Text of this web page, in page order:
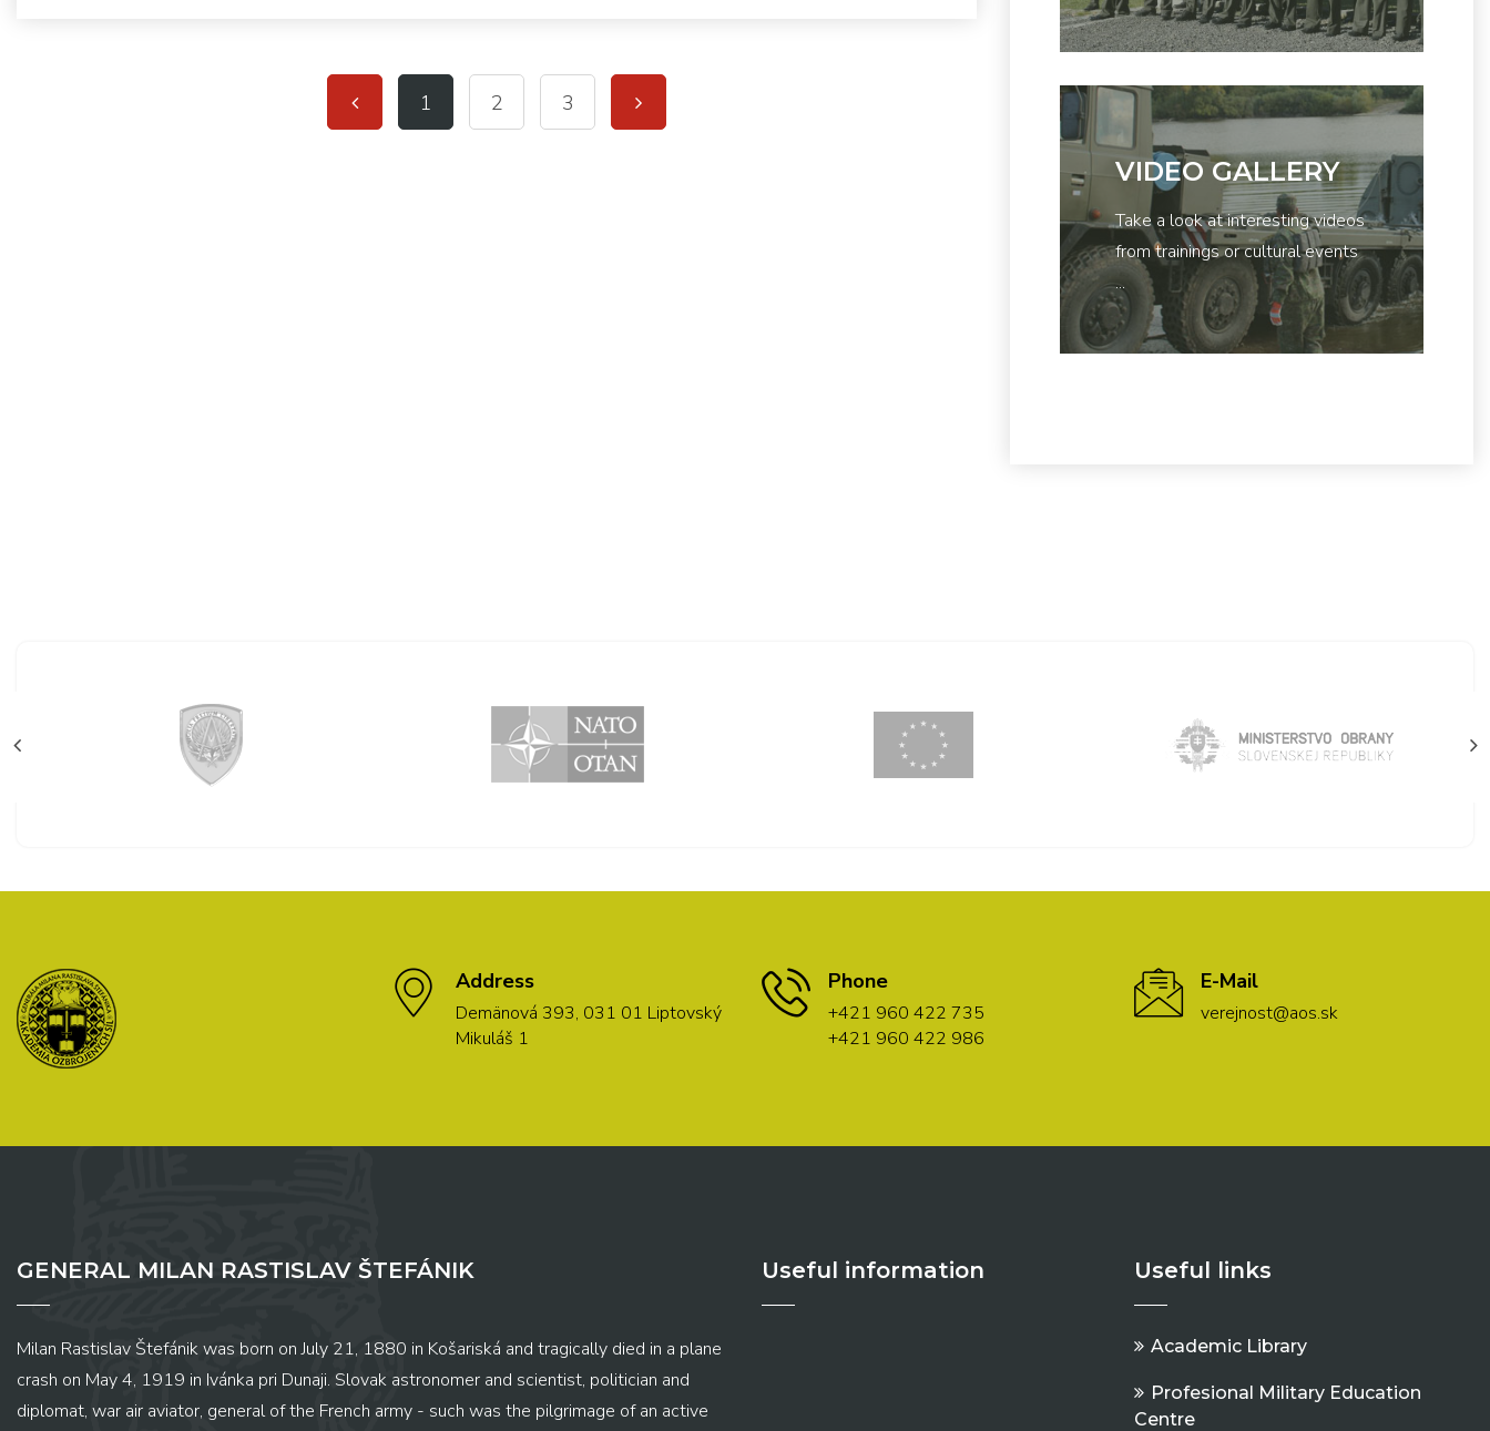
1 2 3
VIDEO GALLERY
Take a look at interesting videos
from trainings or cultural events
...
Address
Demänová 393, 031 01 Liptovský
Mikuláš 1
Phone
+421 960 422 735
+421 960 422 986
E-Mail
verejnost@aos.sk
GENERAL MILAN RASTISLAV ŠTEFÁNIK
Milan Rastislav Štefánik was born on July 21, 1880 in Košariská and tragically died in a plane
crash on May 4, 1919 in Ivánka pri Dunaji. Slovak astronomer and scientist, politician and
diplomat, war air aviator, general of the French army - such was the pilgrimage of an active
Useful information Useful links
Academic Library
Profesional Military Education
Centre